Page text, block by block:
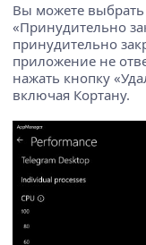
Вы можете
«Принудительно
принудительно
приложение не
нажать кнопку
включая Кортану.